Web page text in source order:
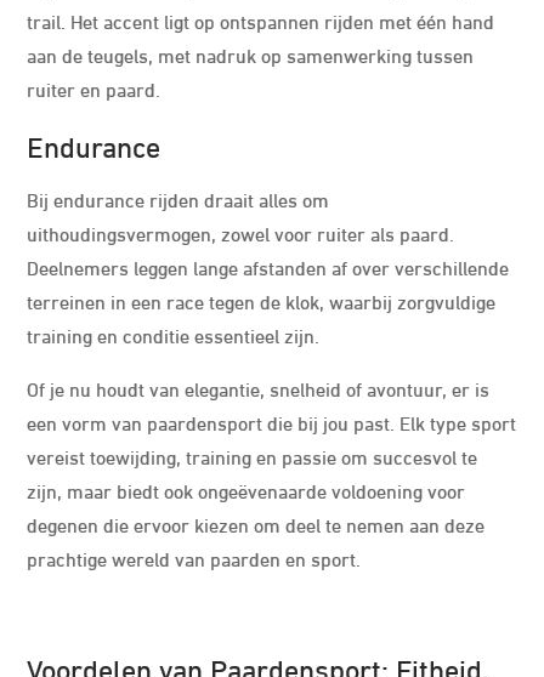
trail. Het accent ligt op ontspannen rijden met één hand
aan de teugels, met nadruk op samenwerking tussen
ruiter en paard.
Endurance
Bij endurance rijden draait alles om
uithoudingsvermogen, zowel voor ruiter als paard.
Deelnemers leggen lange afstanden af over verschillende
terreinen in een race tegen de klok, waarbij zorgvuldige
training en conditie essentieel zijn.
Of je nu houdt van elegantie, snelheid of avontuur, er is
een vorm van paardensport die bij jou past. Elk type sport
vereist toewijding, training en passie om succesvol te
zijn, maar biedt ook ongeëvenaarde voldoening voor
degenen die ervoor kiezen om deel te nemen aan deze
prachtige wereld van paarden en sport.
Voordelen van Paardensport: Fitheid,